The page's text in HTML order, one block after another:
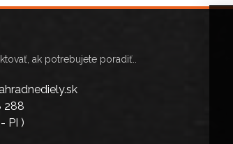
ak potrebujete poradiť..
288
PI )